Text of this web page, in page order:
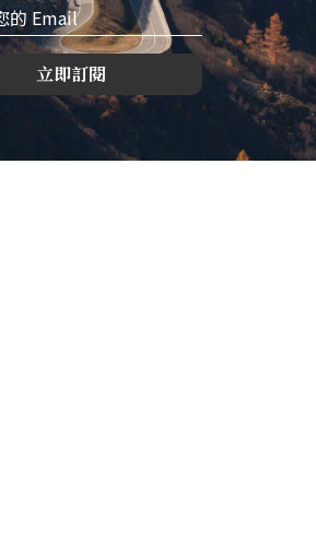
立即訂閱